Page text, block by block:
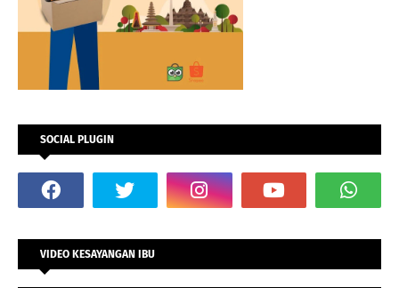
SOCIAL PLUGIN
VIDEO KESAYANGAN IBU